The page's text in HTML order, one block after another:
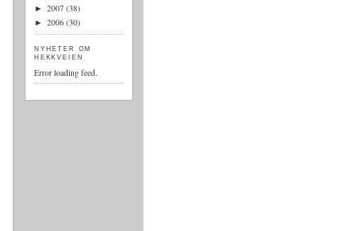
► 2007 (38)
► 2006 (30)
NYHETER OM
HEKKVEIEN
Error loading feed.